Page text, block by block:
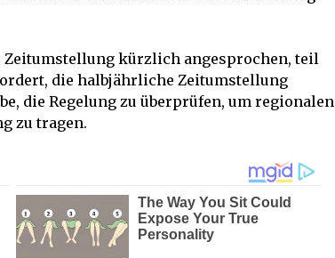
Zeitumstellung kürzlich angesprochen, teil
die halbjährliche Zeitumstellung
die Regelung zu überprüfen, um regionalen
zu tragen.